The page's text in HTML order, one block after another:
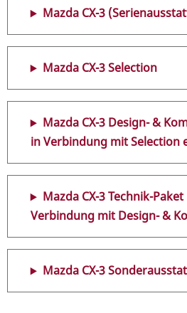
Mazda CX-3
Mazda CX-3 Selection
Mazda CX-3 Design- &
in Verbindung mit Selection
Mazda CX-3 Technik-
Verbindung mit Design- &
Mazda CX-3